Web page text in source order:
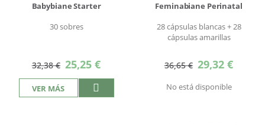
Babybiane Starter
30 sobres
32,38 € Precio
especial
25,25 €
VER MÁS
Feminabiane Perinatal
28 cápsulas blancas + 28
cápsulas amarillas
36,65 € Precio
especial
29,32 €
No está disponible